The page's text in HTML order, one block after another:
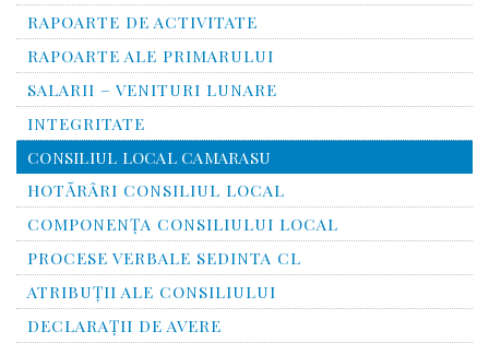
RAPOARTE DE ACTIVITATE
RAPOARTE ALE PRIMARULUI
SALARII – VENITURI LUNARE
INTEGRITATE
CONSILIUL LOCAL CAMARASU
HOTĂRÂRI CONSILIUL LOCAL
COMPONENŢA CONSILIULUI LOCAL
PROCESE VERBALE SEDINTA CL
ATRIBUŢII ALE CONSILIULUI
DECLARAȚII DE AVERE